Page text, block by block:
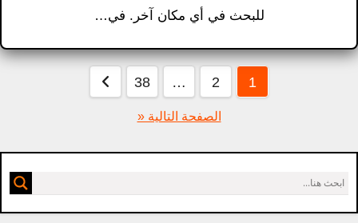
للبحث في أي مكان آخر. في…
المقالات
1
2
…
38
الصفحة التالية «